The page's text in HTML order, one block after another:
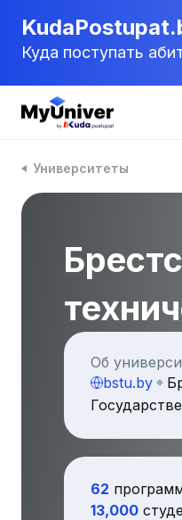
Куда поступать
Университеты
Об
bstu.by
62
13,000